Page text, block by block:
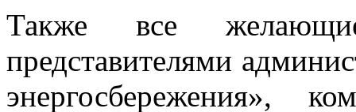
Также все
представителями
энергосбережения»,